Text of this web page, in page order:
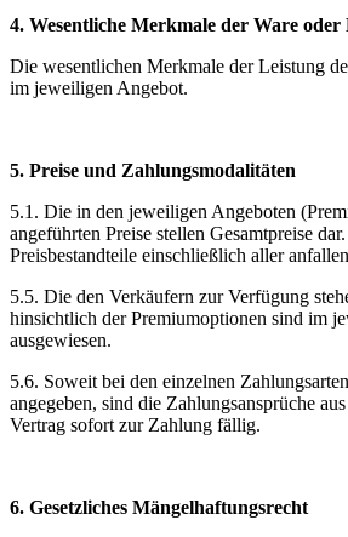
4. Wesentliche Merkmale der Ware oder
Die wesentlichen Merkmale der Leistung
im jeweiligen Angebot.
5. Preise und Zahlungsmodalitäten
5.1. Die in den jeweiligen Angeboten
angeführten Preise stellen Gesamtpreise
Preisbestandteile einschließlich aller
5.5. Die den Verkäufern zur Verfügung
hinsichtlich der Premiumoptionen sind im
ausgewiesen.
5.6. Soweit bei den einzelnen
angegeben, sind die Zahlungsansprüche
Vertrag sofort zur Zahlung fällig.
6. Gesetzliches Mängelhaftungsrecht